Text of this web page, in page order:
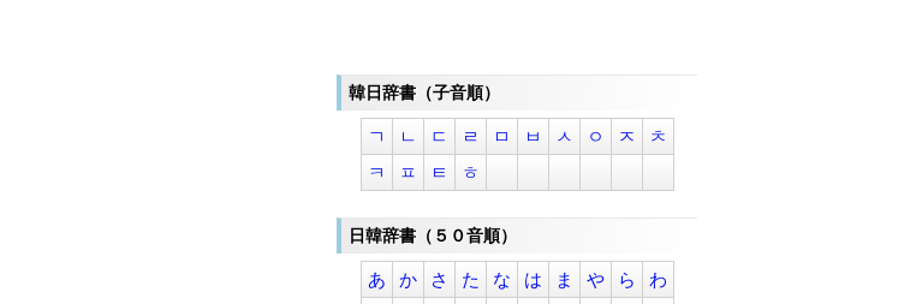
韓日辞書（子音順）
ㄱ ㄴ ㄷ ㄹ ㅁ ㅂ ㅅ ㅇ ㅈ
ㅊ
ㅋ
ㅍ ㅌ ㅎ
日韓辞書（５０音順）
あ か さ た な は ま や ら
わ